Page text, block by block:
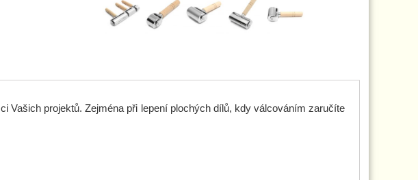
Vašich projektů. Zejména při lepení plochých dílů, kdy válcováním zaručíte